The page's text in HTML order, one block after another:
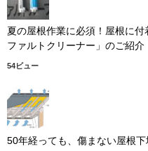
夏の屋根作業に必須！屋根に
ファルトクリーナー」のご紹介
54ビュー
50年経っても、傷まない屋根下